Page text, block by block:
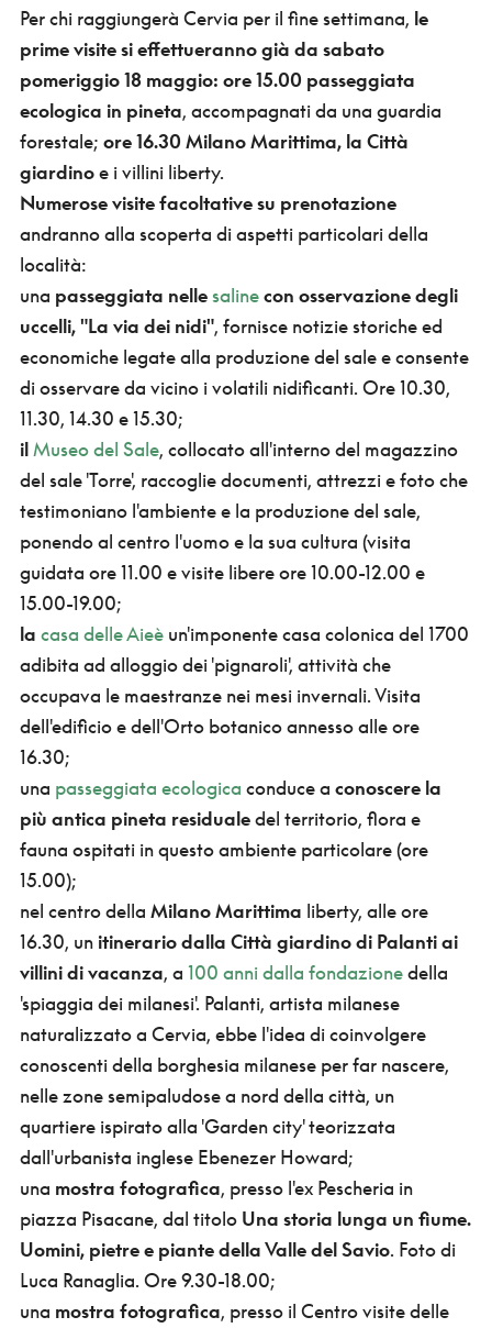
Per chi raggiungerà Cervia per il fine settimana, le
prime visite si effettueranno già da sabato
pomeriggio 18 maggio: ore 15.00 passeggiata
ecologica in pineta, accompagnati da una guardia
forestale; ore 16.30 Milano Marittima, la Città
giardinoe i villini liberty.
Numerose visite facoltativesu prenotazione
andranno alla scoperta di aspetti particolari della
località:
una passeggiata nellesalinecon osservazione degli
uccelli, "La via dei nidi", fornisce notizie storiche ed
economiche legate alla produzione del sale e consente
di osservare da vicino i volatili nidificanti. Ore 10.30,
11.30, 14.30 e 15.30;
il Museo del Sale, collocato all'interno del magazzino
del sale 'Torre', raccoglie documenti, attrezzi e foto che
testimoniano l'ambiente e la produzione del sale,
ponendo al centro l'uomo e la sua cultura (visita
guidata ore 11.00 e visite libere ore 10.00-12.00 e
15.00-19.00;
la casa delle Aieèun'imponente casa colonica del 1700
adibita ad alloggio dei 'pignaroli', attività che
occupava le maestranze nei mesi invernali. Visita
dell'edificio e dell'Orto botanico annesso alle ore
16.30;
una passeggiata ecologica conduce a conoscere la
più antica pineta residualedel territorio, flora e
fauna ospitati in questo ambiente particolare (ore
15.00);
nel centro della Milano Marittima liberty, alle ore
16.30, un itinerario dalla Città giardino di Palanti ai
villini di vacanza, a 100 anni dalla fondazionedella
'spiaggia dei milanesi'. Palanti, artista milanese
naturalizzato a Cervia, ebbe l'idea di coinvolgere
conoscenti della borghesia milanese per far nascere,
nelle zone semipaludose a nord della città, un
quartiere ispirato alla 'Garden city' teorizzata
dall'urbanista inglese Ebenezer Howard;
una mostra fotografica, presso l'ex Pescheria in
piazza Pisacane, dal titolo Una storia lunga un fiume.
Uomini, pietre e piante della Valle del Savio. Foto di
Luca Ranaglia. Ore 9.30-18.00;
una mostra fotografica, presso il Centro visite delle